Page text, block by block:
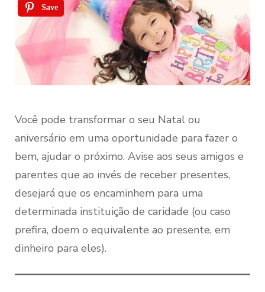
Save
Você pode transformar o seu Natal ou
aniversário em uma oportunidade para fazer o
bem, ajudar o próximo. Avise aos seus amigos e
parentes que ao invés de receber presentes,
desejará que os encaminhem para uma
determinada instituição de caridade (ou caso
prefira, doem o equivalente ao presente, em
dinheiro para eles).